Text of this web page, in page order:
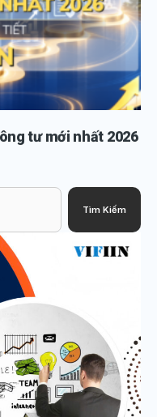
tư mới nhất 2026
Tìm Kiếm